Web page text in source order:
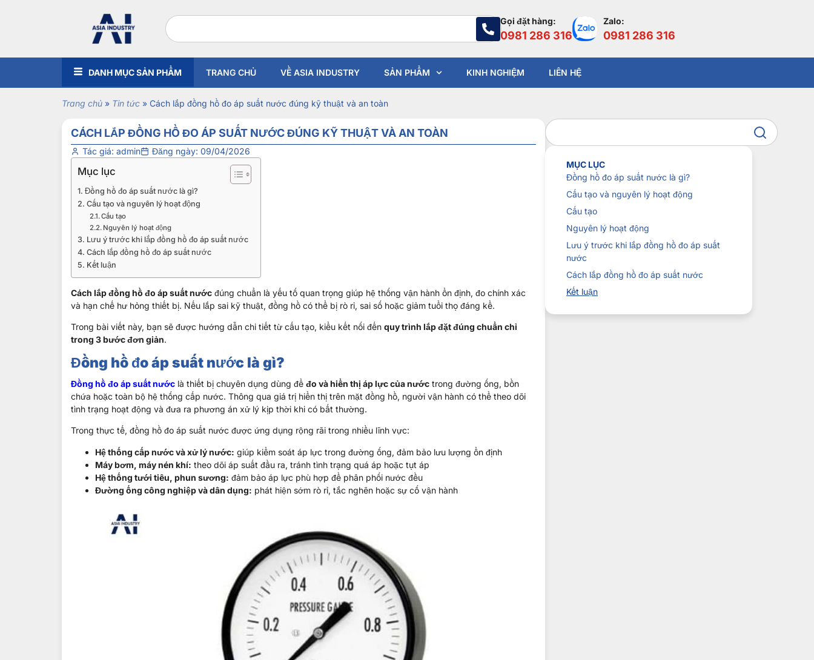
0981 286 316
Gọi đặt hàng:
0981 286 316
Zalo:
DANH MỤC SẢN PHẨM TRANG CHỦ VỀ ASIA INDUSTRY SẢN PHẨM KINH NGHIỆM LIÊN HỆ
Trang chủ » Tin tức » Cách lắp đồng hồ đo áp suất nước đúng kỹ thuật và an toàn
CÁCH LẮP ĐỒNG HỒ ĐO ÁP SUẤT NƯỚC ĐÚNG KỸ THUẬT VÀ AN TOÀN
Tác giá: admin Đăng ngày: 09/04/2026
Mục lục
Đồng hồ đo áp suất nước là gì?
Cấu tạo và nguyên lý hoạt động
Cấu tạo
Nguyên lý hoạt động
Lưu ý trước khi lắp đồng hồ đo áp suất nước
Cách lắp đồng hồ đo áp suất nước
Kết luận
Cách lắp đồng hồ đo áp suất nước đúng chuẩn là yếu tố quan trọng giúp hệ thống vận hành ổn định, đo chính xác
và hạn chế hư hỏng thiết bị. Nếu lắp sai kỹ thuật, đồng hồ có thể bị rò rỉ, sai số hoặc giảm tuổi thọ đáng kể.
Trong bài viết này, bạn sẽ được hướng dẫn chi tiết từ cấu tạo, kiểu kết nối đến quy trình lắp đặt đúng chuẩn chỉ
trong 3 bước đơn giản.
Đồng hồ đo áp suất nước là gì?
Đồng hồ đo áp suất nước là thiết bị chuyên dụng dùng để đo và hiển thị áp lực của nước trong đường ống, bồn
chứa hoặc toàn bộ hệ thống cấp nước. Thông qua giá trị hiển thị trên mặt đồng hồ, người vận hành có thể theo dõi
tình trạng hoạt động và đưa ra phương án xử lý kịp thời khi có bất thường.
Trong thực tế, đồng hồ đo áp suất nước được ứng dụng rộng rãi trong nhiều lĩnh vực:
Hệ thống cấp nước và xử lý nước: giúp kiểm soát áp lực trong đường ống, đảm bảo lưu lượng ổn định
Máy bơm, máy nén khí: theo dõi áp suất đầu ra, tránh tình trạng quá áp hoặc tụt áp
Hệ thống tưới tiêu, phun sương: đảm bảo áp lực phù hợp để phân phối nước đều
Đường ống công nghiệp và dân dụng: phát hiện sớm rò rỉ, tắc nghẽn hoặc sự cố vận hành
MỤC LỤC
Đồng hồ đo áp suất nước là gì?
Cấu tạo và nguyên lý hoạt động
Cấu tạo
Nguyên lý hoạt động
Lưu ý trước khi lắp đồng hồ đo áp suất
nước
Cách lắp đồng hồ đo áp suất nước
Kết luận